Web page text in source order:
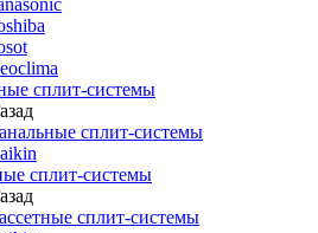
сплит-системы
сплит-системы
сплит-системы
сплит-системы